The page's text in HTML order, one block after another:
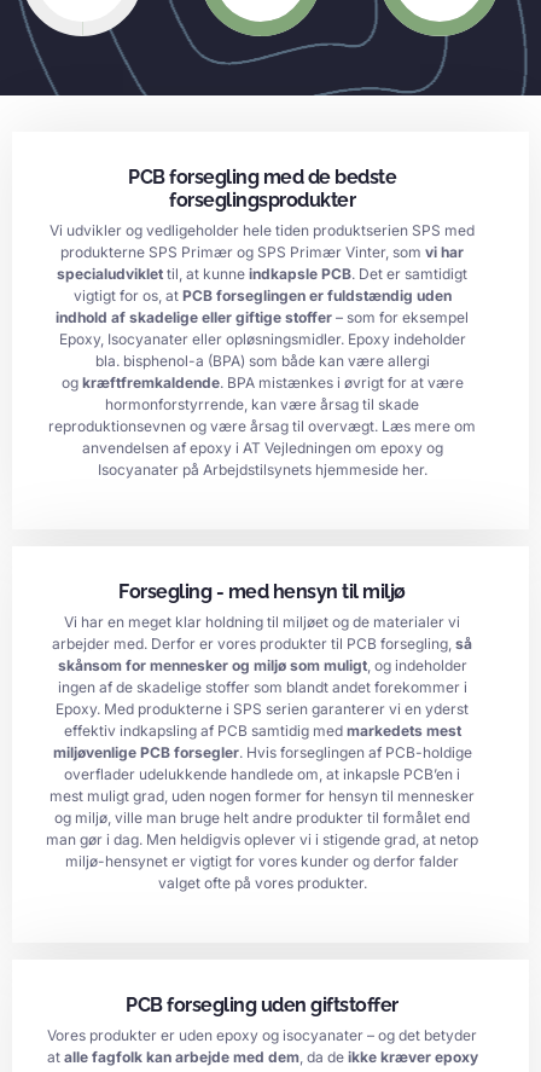
PCB forsegling med de bedste
forseglingsprodukter
Vi udvikler og vedligeholder hele tiden produktserien SPS med
produkterne SPS Primær og SPS Primær Vinter, som vi har
specialudviklet til, at kunne indkapsle PCB. Det er samtidigt
vigtigt for os, at PCB forseglingen er fuldstændig uden
indhold af skadelige eller giftige stoffer – som for eksempel
Epoxy, Isocyanater eller opløsningsmidler. Epoxy indeholder
bla. bisphenol-a (BPA) som både kan være allergi
og kræftfremkaldende. BPA mistænkes i øvrigt for at være
hormonforstyrrende, kan være årsag til skade
reproduktionsevnen og være årsag til overvægt. Læs mere om
anvendelsen af epoxy i AT Vejledningen om epoxy og
Isocyanater på Arbejdstilsynets hjemmesideher.
Forsegling - med hensyn til miljø
Vi har en meget klar holdning til miljøet og de materialer vi
arbejder med. Derfor er vores produkter til PCB forsegling, så
skånsom for mennesker og miljø som muligt, og indeholder
ingen af de skadelige stoffer som blandt andet forekommer i
Epoxy. Med produkterne i SPS serien garanterer vi en yderst
effektiv indkapsling af PCB samtidig med markedets mest
miljøvenlige PCB forsegler. Hvis forseglingen af PCB-holdige
overflader udelukkende handlede om, at inkapsle PCB’en i
mest muligt grad, uden nogen former for hensyn til mennesker
og miljø, ville man bruge helt andre produkter til formålet end
man gør i dag. Men heldigvis oplever vi i stigende grad, at netop
miljø-hensynet er vigtigt for vores kunder og derfor falder
valget ofte på vores produkter.
PCB forsegling uden giftstoffer
Vores produkter er uden epoxy og isocyanater – og det betyder
at alle fagfolk kan arbejde med dem, da de ikke kræver epoxy